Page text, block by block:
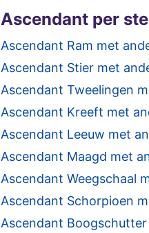
Ascendant per
Ascendant Ram met
Ascendant Stier met
Ascendant Tweelingen
Ascendant Kreeft met
Ascendant Leeuw met
Ascendant Maagd met
Ascendant Weegschaal
Ascendant Schorpioen
Ascendant